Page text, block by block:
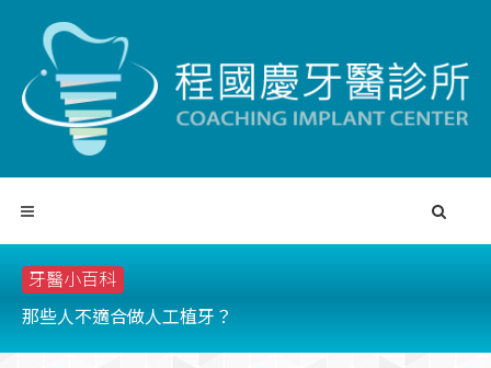
牙醫小百科
那些人不適合做人工植牙？